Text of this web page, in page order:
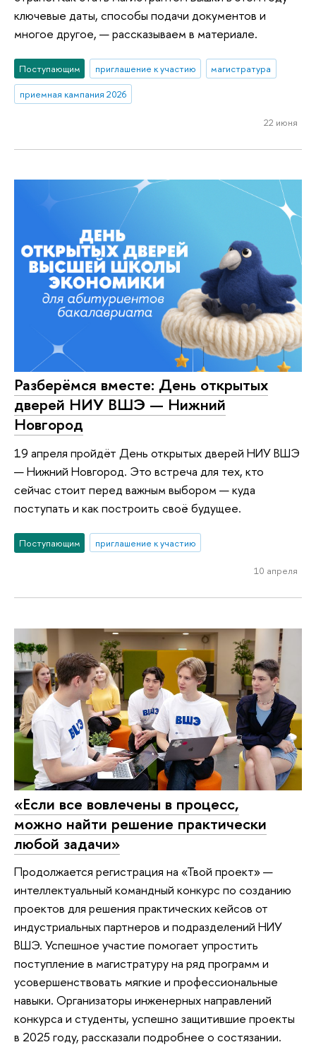
ключевые даты, способы подачи документов и
многое другое, — рассказываем в материале.
Поступающим приглашение к участию
магистратура
приемная кампания 2026
22 июня
Разберёмся вместе: День открытых
дверей НИУ ВШЭ — Нижний
Новгород
19 апреля пройдёт День открытых дверей НИУ ВШЭ
— Нижний Новгород. Это встреча для тех, кто
сейчас стоит перед важным выбором — куда
поступать и как построить своё будущее.
Поступающим приглашение к участию
10 апреля
«Если все вовлечены в процесс,
можно найти решение практически
любой задачи»
Продолжается регистрация на «Твой проект» —
интеллектуальный командный конкурс по созданию
проектов для решения практических кейсов от
индустриальных партнеров и подразделений НИУ
ВШЭ. Успешное участие помогает упростить
поступление в магистратуру на ряд программ и
усовершенствовать мягкие и профессиональные
навыки. Организаторы инженерных направлений
конкурса и студенты, успешно защитившие проекты
в 2025 году, рассказали подробнее о состязании.